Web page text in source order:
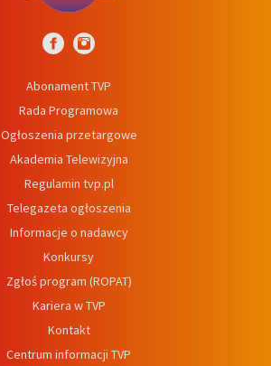
Abonament TVP
Rada Programowa
Ogłoszenia przetargowe
Akademia Telewizyjna
Regulamin tvp.pl
Telegazeta ogłoszenia
Informacje o nadawcy
Konkursy
Zgłoś program (ROPAT)
Kariera w TVP
Kontakt
Centrum informacji TVP